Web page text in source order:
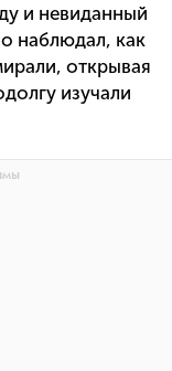
и невиданный
наблюдал, как
открывая
изучали